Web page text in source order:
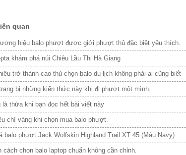
quan
hiệu balo phượt được giới phượt thủ đặc biệt yêu thích.
khám phá núi Chiêu Lầu Thi Hà Giang
trở thành cao thủ chọn balo du lịch không phải ai cũng biết
bị những kiến thức này khi đi phượt một mình.
là thừa khi bạn đọc hết bài viết này
chí vàng khi chọn mua balo phượt.
balo phượt Jack Wolfskin Highland Trail XT 45 (Màu Navy)
cách chọn balo laptop chuẩn không cần chỉnh.